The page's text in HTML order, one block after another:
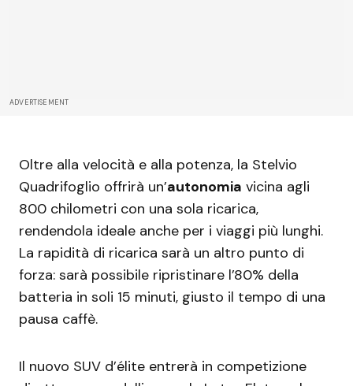
ADVERTISEMENT
Oltre alla velocità e alla potenza, la Stelvio
Quadrifoglio offrirà un’autonomia vicina agli
800 chilometri con una sola ricarica,
rendendola ideale anche per i viaggi più lunghi.
La rapidità di ricarica sarà un altro punto di
forza: sarà possibile ripristinare l’80% della
batteria in soli 15 minuti, giusto il tempo di una
pausa caffè.
Il nuovo SUV d’élite entrerà in competizione